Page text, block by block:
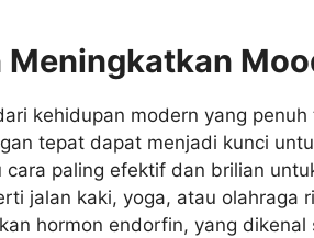
kehidupan modern yang penuh
tepat dapat menjadi kunci
paling efektif dan brilian
jalan kaki, yoga, atau olahraga
hormon endorfin, yang dikenal